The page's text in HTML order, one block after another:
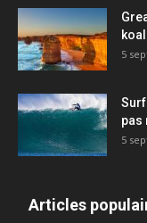
5
pas
5
Articles